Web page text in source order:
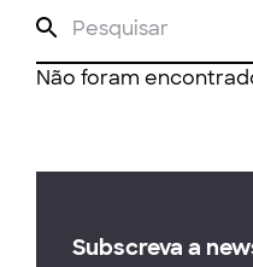
Não foram
Subscreva a